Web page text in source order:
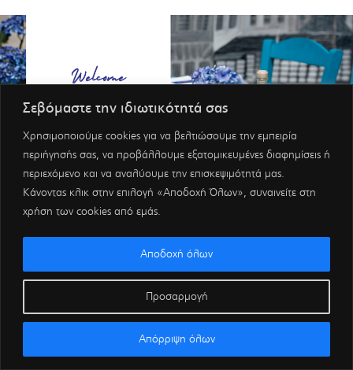
Σεβόμαστε την ιδιωτικότητά σας
Χρησιμοποιούμε cookies για να βελτιώσουμε την εμπειρία
περιήγησής σας, να προβάλλουμε εξατομικευμένες διαφημίσεις ή
περιεχόμενο και να αναλύουμε την επισκεψιμότητά μας.
Κάνοντας κλικ στην επιλογή «Αποδοχή Όλων», συναινείτε στη
χρήση των cookies από εμάς.
Προσαρμογή
Απόρριψη όλων
Αποδοχή όλων